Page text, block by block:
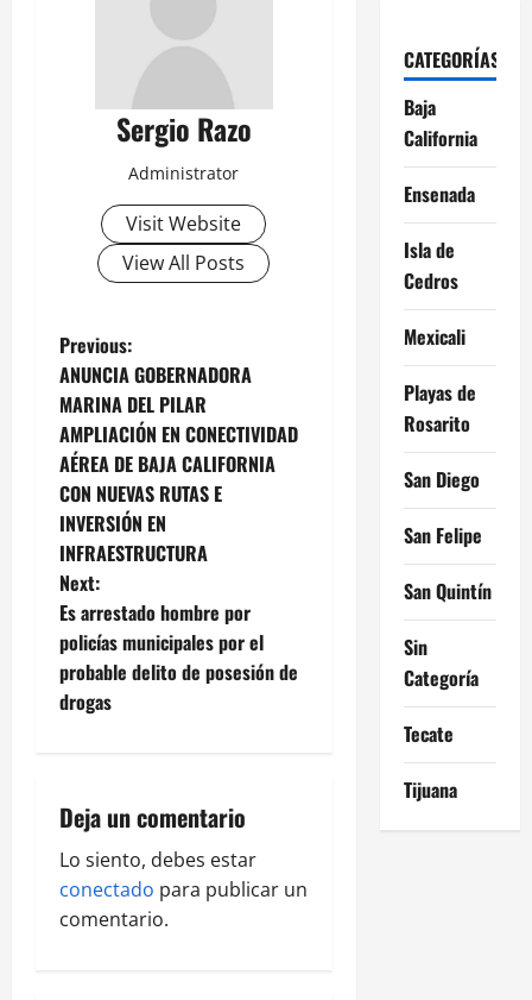
Sergio Razo
Administrator
Visit Website
View All Posts
P
o
s
t
n
a
v
i
a
t
i
Previous:
ANUNCIA GOBERNADORA
MARINA DEL PILAR
AMPLIACIÓN EN CONECTIVIDAD
AÉREA DE BAJA CALIFORNIA
CON NUEVAS RUTAS E
INVERSIÓN EN
INFRAESTRUCTURA
Next:
Es arrestado hombre por
policías municipales por el
probable delito de posesión de
drogas
Deja un comentario
Lo siento, debes estar
conectado para publicar un
comentario.
CATEGORÍAS
Baja
California
Ensenada
Isla de
Cedros
Mexicali
Playas de
Rosarito
San Diego
San Felipe
San Quintín
Sin
Categoría
Tecate
Tijuana